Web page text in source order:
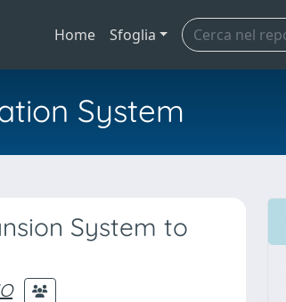
Home Sfoglia
System
System to